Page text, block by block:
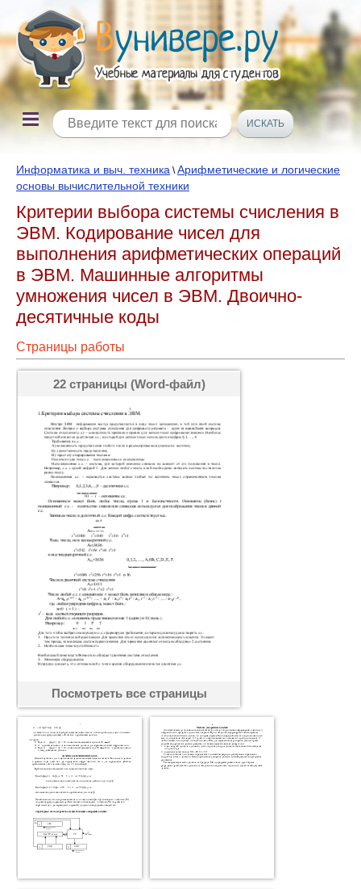
Информатика и выч. техника \Арифметические и логические
основы вычислительной техники
Критерии выбора системы счисления в
ЭВМ. Кодирование чисел для
выполнения арифметических операций
в ЭВМ. Машинные алгоритмы
умножения чисел в ЭВМ. Двоично-
десятичные коды
Страницы работы
22 страницы (Word-файл)
Посмотреть все страницы